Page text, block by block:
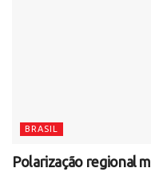
BRASIL
Polarização regional